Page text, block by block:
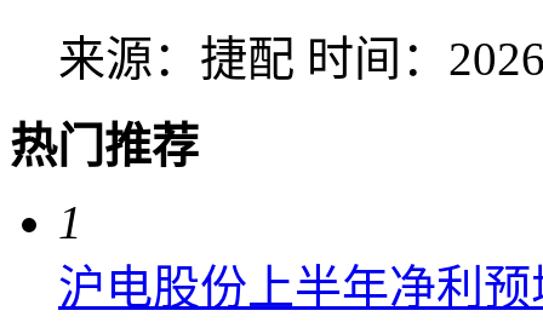
来源：捷配 时间：
热门推荐
1
沪电股份上半年净利